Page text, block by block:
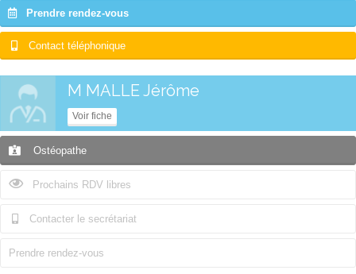
Prendre rendez-vous
Contact téléphonique
M MALLE Jérôme
Voir fiche
Ostéopathe
Prochains RDV libres
Contacter le secrétariat
Prendre rendez-vous